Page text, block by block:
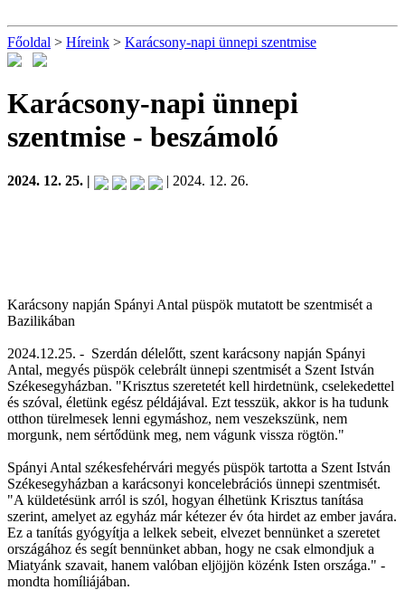
Főoldal > Híreink > Karácsony-napi ünnepi szentmise
Karácsony-napi ünnepi
szentmise - beszámoló
2024. 12. 25. | | 2024. 12. 26.
Karácsony napján Spányi Antal püspök mutatott be szentmisét a
Bazilikában
2024.12.25. - Szerdán délelőtt, szent karácsony napján Spányi
Antal, megyés püspök celebrált ünnepi szentmisét a Szent István
Székesegyházban. "Krisztus szeretetét kell hirdetnünk, cselekedettel
és szóval, életünk egész példájával. Ezt tesszük, akkor is ha tudunk
otthon türelmesek lenni egymáshoz, nem veszekszünk, nem
morgunk, nem sértődünk meg, nem vágunk vissza rögtön."
Spányi Antal székesfehérvári megyés püspök tartotta a Szent István
Székesegyházban a karácsonyi koncelebrációs ünnepi szentmisét.
"A küldetésünk arról is szól, hogyan élhetünk Krisztus tanítása
szerint, amelyet az egyház már kétezer év óta hirdet az ember javára.
Ez a tanítás gyógyítja a lelkek sebeit, elvezet bennünket a szeretet
országához és segít bennünket abban, hogy ne csak elmondjuk a
Miatyánk szavait, hanem valóban eljöjjön közénk Isten országa." -
mondta homíliájában.